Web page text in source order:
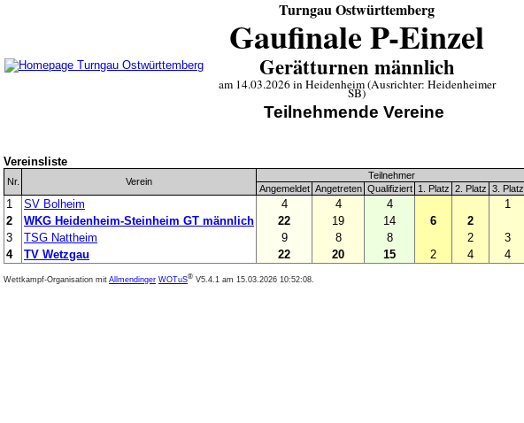
Turngau Ostwürttemberg
Gaufinale P-Einzel
Gerätturnen männlich
am 14.03.2026 in Heidenheim (Ausrichter: Heidenheimer
SB)
Teilnehmende Vereine
Vereinsliste
Nr. Verein
Teilnehmer
Angemeldet Angetreten Qualifiziert 1. Platz 2. Platz 3. Platz
1 SV Bolheim 4 4 4
1
2
WKG Heidenheim-Steinheim GT männlich 22 19 14 6
2
3
TSG Nattheim 9 8 8 2
3
4
TV Wetzgau 22 20 15 2 4 4
Wettkampf-Organisation mit Allmendinger WOTuS® V5.4.1 am 15.03.2026 10:52:08.